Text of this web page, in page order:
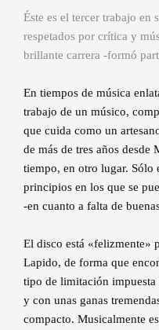
Éste es el tercer trabajo en
respetados por crítica y
brillante carrera -formó
En tiempos de música
trabajo de un músico,
que cuida como un
de más de tres años desde
tiempo, en otro lugar. Sólo
principios en los que se
-en cuanto a falta de
El disco está «felizmente»
Lapido, de forma que
tipo de limitación impuesta
y con unas ganas
compacto. Musicalmente